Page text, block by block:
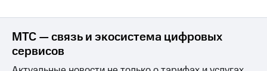
секретарь
Раскрытие
информации
МТС — связь и экосистема цифровых
сервисов